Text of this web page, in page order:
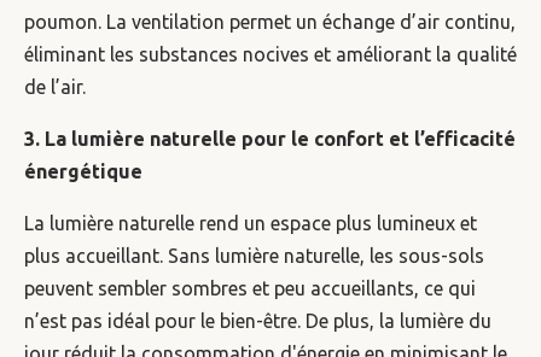
poumon. La ventilation permet un échange d’air continu,
éliminant les substances nocives et améliorant la qualité
de l’air.
3. La lumière naturelle pour le confort et l’efficacité
énergétique
La lumière naturelle rend un espace plus lumineux et
plus accueillant. Sans lumière naturelle, les sous-sols
peuvent sembler sombres et peu accueillants, ce qui
n’est pas idéal pour le bien-être. De plus, la lumière du